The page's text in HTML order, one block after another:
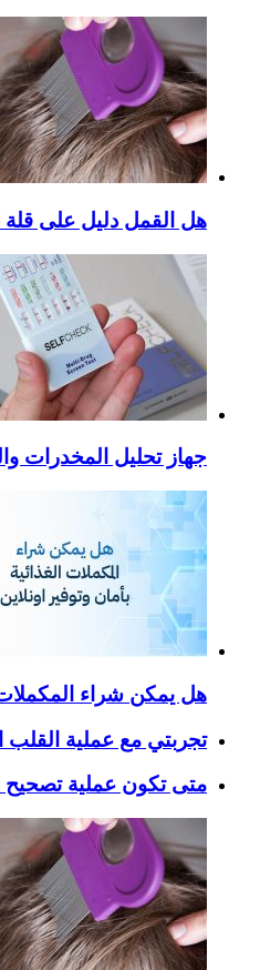
هل القمل دليل على قلة
جهاز تحليل المخدرات
هل يمكن شراء المكملات
تجربتي مع عملية القلب
متى تكون عملية تصحيح